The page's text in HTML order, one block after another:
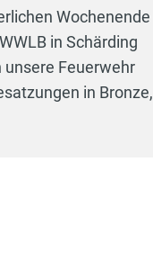
Wochenende
in Schärding
Feuerwehr
in Bronze,